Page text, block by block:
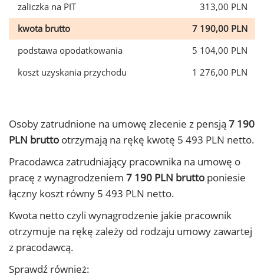
zaliczka na PIT
313,00 PLN
kwota brutto
7 190,00 PLN
podstawa opodatkowania
5 104,00 PLN
koszt uzyskania przychodu
1 276,00 PLN
Osoby zatrudnione na umowę zlecenie z pensją 7 190
PLN brutto otrzymają na rękę kwotę 5 493 PLN netto.
Pracodawca zatrudniający pracownika na umowę o
pracę z wynagrodzeniem 7 190 PLN brutto poniesie
łączny koszt równy 5 493 PLN netto.
Kwota netto czyli wynagrodzenie jakie pracownik
otrzymuje na rękę zależy od rodzaju umowy zawartej
z pracodawcą.
Sprawdź również: